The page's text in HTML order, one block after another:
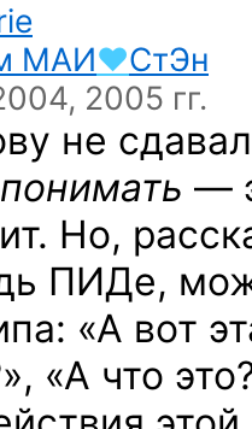
МАИ♥СтЭн
2005 гг.
не
понимать —
Но,
ПИДе,
«А вот
«А что